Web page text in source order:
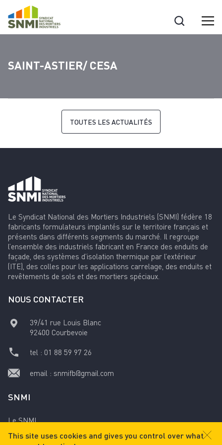
SAINT-ASTIER/ CESA
TOUTES LES ACTUALITÉS
Le Syndicat National des Mortiers Industriels (SNMI) fédère 18
fabricants formulateurs implantés sur le territoire français et
présents dans différents segments du marché. Il regroupe
l’ensemble des industriels fabricant en France des enduits de
façade, des systèmes d’isolation thermique par l’extérieur
(ITE), des colles pour les applications carrelage, des enduits et
revêtements de sols et des mortiers spéciaux.
NOUS CONTACTER
39/41 rue Louis Blanc
92400 Courbevoie
tel : 01 88 59 97 26
email : snmifb@gmail.com
SNMI
Le SNMI
Mentions légales
Cookies management panel
This site uses cookies and gives you control over what